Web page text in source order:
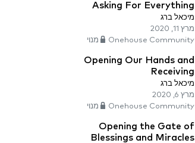
Asking For Everything
מיכאל ברג
מרץ 11, 2020
Onehouse Community מנוי
Opening Our Hands and
Receiving
מיכאל ברג
מרץ 6, 2020
Onehouse Community מנוי
Opening the Gate of
Blessings and Miracles